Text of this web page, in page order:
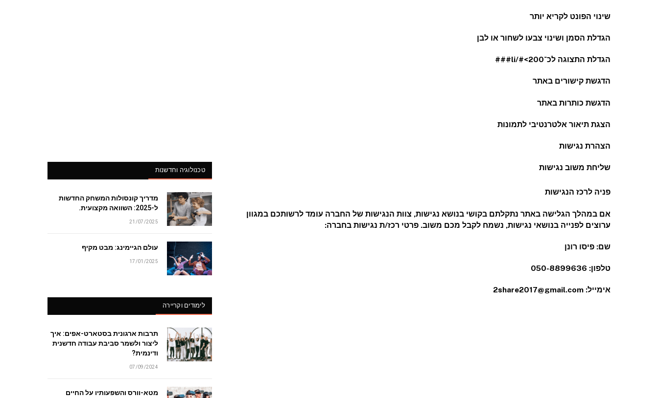
שינוי הפונט לקריא יותר
הגדלת הסמן ושינוי צבעו לשחור או לבן
הגדלת התצוגה לכ־200>#/li###
הדגשת קישורים באתר
הדגשת כותרות באתר
הצגת תיאור אלטרנטיבי לתמונות
הצהרת נגישות
שליחת משוב נגישות
פניה לרכז הנגישות
אם במהלך הגלישה באתר נתקלתם בקושי בנושא נגישות, צוות הנגישות של החברה עומד לרשותכם במגוון
ערוצים לפנייה בנושאי נגישות, נשמח לקבל מכם משוב. פרטי רכז/ת נגישות בחברה:
שם: פיסו רונן
טלפון: 050-8899636
אימייל: 2share2017@gmail.com
טכנולוגיה וחדשנות
מדריך קונסולות המשחק החדשות
ל-2025: השוואה מקצועית.
21/07/2025
עולם הגיימינג: מבט מקיף
17/01/2025
לימודים וקריירה
תרבות ארגונית בסטארט-אפים: איך
ליצור ולשמר סביבת עבודה חדשנית
ודינמית?
07/09/2024
מטא-וורס והשפעותיו על החיים